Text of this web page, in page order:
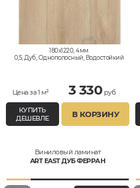
180x1220, 4мм
0,5, Дуб, Однополосный, Водостойкий
Цена за 1 м² 3 330 руб.
КУПИТЬ
ДЕШЕВЛЕ
В КОРЗИНУ
Виниловый ламинат
ART EAST ДУБ ФЕРРАН